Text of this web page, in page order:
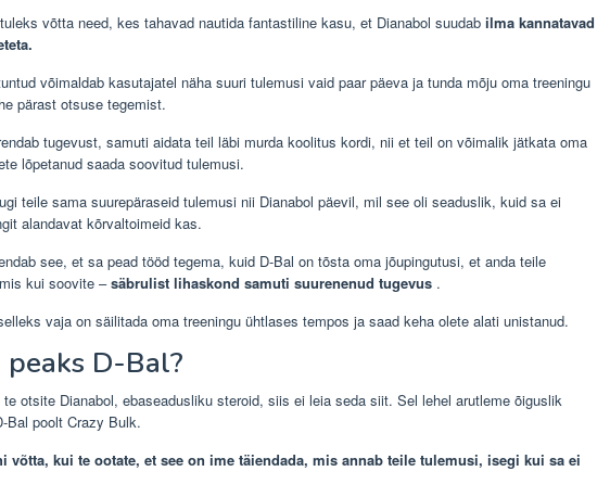
võtta need, kes tahavad nautida fantastiline kasu, et Dianabol suudab ilma kannatavad
võimaldab kasutajatel näha suuri tulemusi vaid paar päeva ja tunda mõju oma treeningu
pärast otsuse tegemist.
tugevust, samuti aidata teil läbi murda koolitus kordi, nii et teil on võimalik jätkata oma
lõpetanud saada soovitud tulemusi.
teile sama suurepäraseid tulemusi nii Dianabol päevil, mil see oli seaduslik, kuid sa ei
alandavat kõrvaltoimeid kas.
see, et sa pead tööd tegema, kuid D-Bal on tõsta oma jõupingutusi, et anda teile
kui soovite –säbrulist lihaskond samuti suurenenud tugevus .
vaja on säilitada oma treeningu ühtlases tempos ja saad keha olete alati unistanud.
peaks D-Bal?
otsite Dianabol, ebaseadusliku steroid, siis ei leia seda siit. Sel lehel arutleme õiguslik
Bal poolt Crazy Bulk.
võtta, kui te ootate, et see on ime täiendada, mis annab teile tulemusi, isegi kui sa ei